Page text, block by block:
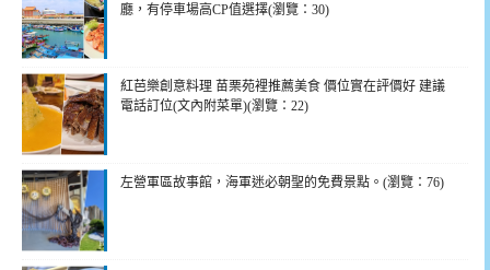
廳，有停車場高CP值選擇(瀏覽：30)
紅芭樂創意料理 苗栗苑裡推薦美食 價位實在評價好 建議
電話訂位(文內附菜單)(瀏覽：22)
左營軍區故事館，海軍迷必朝聖的免費景點。(瀏覽：76)